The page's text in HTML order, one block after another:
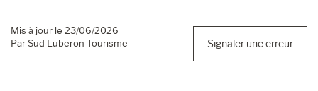
Mis à jour le 23/06/2026
Par Sud Luberon Tourisme
Signaler une erreur